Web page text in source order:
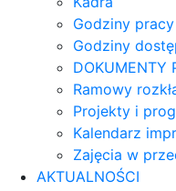
Godziny
Godziny
DOKUMENTY
Ramowy
Projekty i
Kalendarz
Zajęcia w
AKTUALNOŚCI